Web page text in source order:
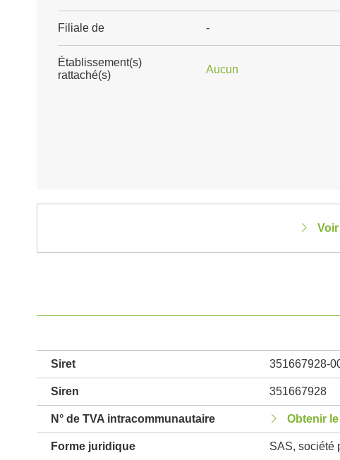
Filiale de -
Établissement(s)
rattaché(s)
Aucun
Siret 351667928-
Siren 351667928
N° de TVA intracommunautaire Obtenir
Forme juridique SAS, société